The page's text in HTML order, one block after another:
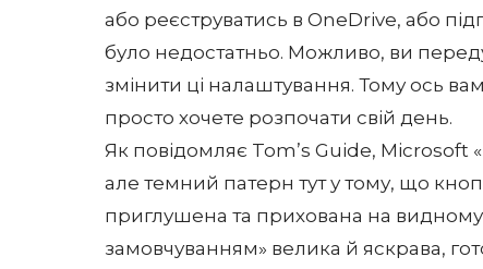
або реєструватись в OneDrive, або
було недостатньо. Можливо, ви
змінити ці налаштування. Тому ось
просто хочете розпочати свій день.
Як повідомляє Tom’s Guide, Microsoft
але темний патерн тут у тому, що
приглушена та прихована на видному
замовчуванням» велика й яскрава,